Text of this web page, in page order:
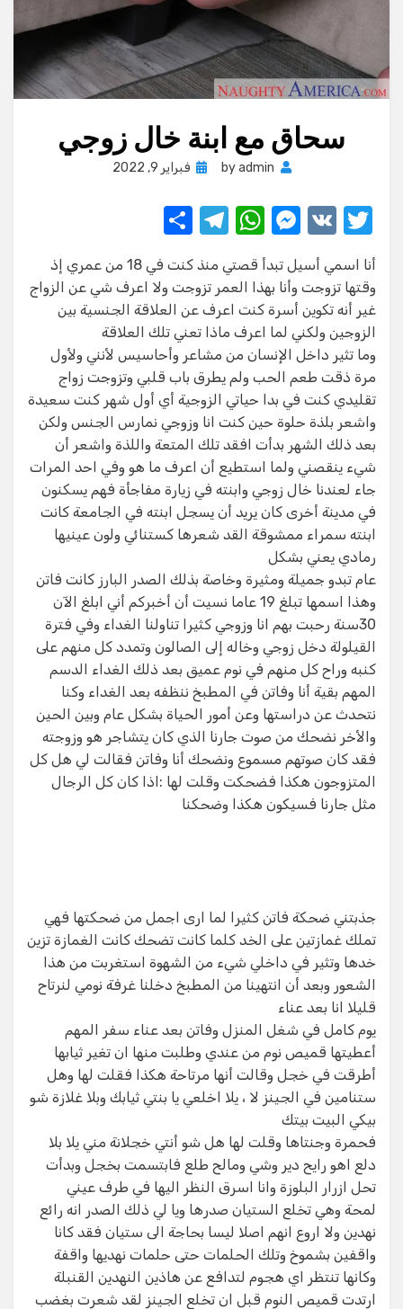
سحاق مع ابنة خال زوجي
byadmin
Posted
فبراير 9, 2022
T
it
te
r
V
M
e
ss
e
n
g
er
W
at
s
A
p
p
T
e
gr
a
m
ar
e
أنا اسمي أسيل تبدأ قصتي منذ كنت في 18 من عمري إذ
وقتها تزوجت وأنا بهذا العمر تزوجت ولا اعرف شي عن الزواج
غير أنه تكوين أسرة كنت اعرف عن العلاقة الجنسية بين
الزوجين ولكني لما اعرف ماذا تعني تلك العلاقة​
وما تثير داخل الإنسان من مشاعر وأحاسيس لأنني ولأول
مرة ذقت طعم الحب ولم يطرق باب قلبي وتزوجت زواج
تقليدي كنت في بدا حياتي الزوجية أي أول شهر كنت سعيدة
واشعر بلذة حلوة حين كنت انا وزوجي نمارس الجنس ولكن
بعد ذلك الشهر بدأت افقد تلك المتعة واللذة واشعر أن
شيء ينقصني ولما استطيع أن اعرف ما هو وفي احد المرات
جاء لعندنا خال زوجي وابنته في زيارة مفاجأة فهم يسكنون
في مدينة أخرى كان يريد أن يسجل ابنته في الجامعة كانت
ابنته سمراء ممشوقة القد شعرها كستنائي ولون عينيها
رمادي يعني بشكل​
عام تبدو جميلة ومثيرة وخاصة بذلك الصدر البارز كانت فاتن
وهذا اسمها تبلغ 19 عاما نسيت أن أخبركم أني ابلغ الآن
30سنة رحبت بهم انا وزوجي كثيرا تناولنا الغداء وفي فترة
القيلولة دخل زوجي وخاله إلى الصالون وتمدد كل منهم على
كنبه وراح كل منهم في نوم عميق بعد ذلك الغداء الدسم
المهم بقية أنا وفاتن في المطبخ ننظفه بعد الغداء وكنا
نتحدث عن دراستها وعن أمور الحياة بشكل عام وبين الحين
والأخر نضحك من صوت جارنا الذي كان يتشاجر هو وزوجته​
فقد كان صوتهم مسموع ونضحك أنا وفاتن فقالت لي هل كل
المتزوجون هكذا فضحكت وقلت لها :اذا كان كل الرجال
مثل جارنا فسيكون هكذا وضحكنا
جذبتني ضحكة فاتن كثيرا لما ارى اجمل من ضحكتها فهي
تملك غمازتين على الخد كلما كانت تضحك كانت الغمازة تزين
خدها وتثير في داخلي شيء من الشهوة استغربت من هذا
الشعور وبعد أن انتهينا من المطبخ دخلنا غرفة نومي لنرتاح
قليلا انا بعد عناء​
يوم كامل في شغل المنزل وفاتن بعد عناء سفر المهم
أعطيتها قميص نوم من عندي وطلبت منها ان تغير ثيابها
أطرقت في خجل وقالت أنها مرتاحة هكذا فقلت لها وهل
ستنامين في الجينز لا ، يلا اخلعي يا بنتي ثيابك وبلا غلازة شو
بيكي البيت بيتك​
فحمرة وجنتاها وقلت لها هل شو أنتي خجلانة مني يلا بلا
دلع اهو رايح دير وشي ومالح طلع فابتسمت بخجل وبدأت
تحل ازرار البلوزة وانا اسرق النظر اليها في طرف عيني​
لمحة وهي تخلع الستيان صدرها ويا لي ذلك الصدر انه رائع
نهدين ولا اروع انهم اصلا ليسا بحاجة الى ستيان فقد كانا
واقفين بشموخ وتلك الحلمات حتى حلمات نهديها واقفة
وكانها تنتظر اي هجوم لتدافع عن هاذين النهدين القنبلة​
ارتدت قميص النوم قبل ان تخلع الجينز لقد شعرت بغضب